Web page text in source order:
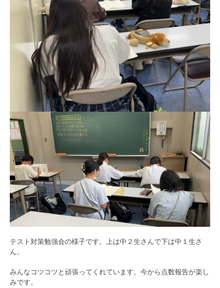
テスト対策勉強会の様子です。上は中２生さんで下は中１生さ
ん。
みんなコツコツと頑張ってくれています。今から点数報告が楽し
みです。